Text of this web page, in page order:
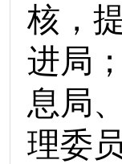
核，
进局
息局、
理委